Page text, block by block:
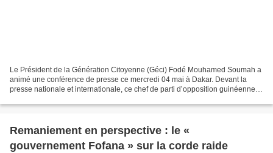
Le Président de la Génération Citoyenne (Géci) Fodé Mouhamed Soumah a
animé une conférence de presse ce mercredi 04 mai à Dakar. Devant la
presse nationale et internationale, ce chef de parti d’opposition guinéenne à
Remaniement en perspective : le «
gouvernement Fofana » sur la corde raide